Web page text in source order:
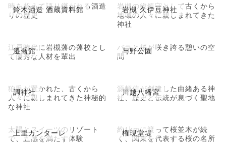
鈴木酒造 酒蔵資料館
時を超えて語り継がれる酒造
りの歴史
岩槻 久伊豆神社
岩槻の総鎮守として古くから
地域の人々に親しまれてきた
神社
遷喬館
江戸時代に岩槻藩の藩校とし
て優秀な人材を輩出
与野公園
バラと桜が咲き誇る憩いの空
間
調神社
狛兎が置かれた、古くから
人々に親しまれてきた神秘的
な神社
川越八幡宮
源頼信が創建した由緒ある神
社、歴史と伝統が息づく聖地
上里カンターレ
太陽とスイーツのリゾート
で、五感を満たす体験
権現堂堤
約1kmに渡って桜並木が続
く、関東を代表する桜の名所